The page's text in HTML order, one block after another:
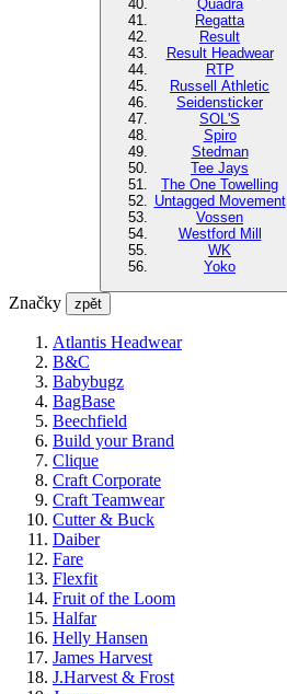
Quadra
Regatta
Result
Result Headwear
RTP
Russell Athletic
Seidensticker
SOL'S
Spiro
Stedman
Tee Jays
The One Towelling
Untagged Movement
Vossen
Westford Mill
WK
Yoko
Značky zpět
Atlantis Headwear
B&C
Babybugz
BagBase
Beechfield
Build your Brand
Clique
Craft Corporate
Craft Teamwear
Cutter & Buck
Daiber
Fare
Flexfit
Fruit of the Loom
Halfar
Helly Hansen
James Harvest
J.Harvest & Frost